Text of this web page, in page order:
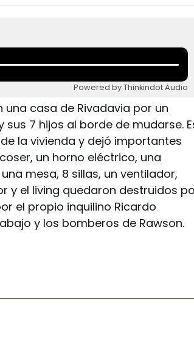
Powered by Thinkindot Audio
una casa de Rivadavia por un
7 hijos al borde de mudarse.
la vivienda y dejó importantes
un horno eléctrico, una
mesa, 8 sillas, un ventilador,
y el living quedaron destruidos
el propio inquilino Ricardo
y los bomberos de Rawson.